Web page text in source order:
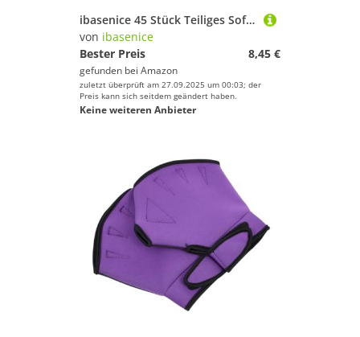
ibasenice 45 Stück Teiliges Soft Fishing Lures mit Paddle Tail Swimbaits Vielseitige Langlebige Korrosionsbeständige Kunstköder für Süßwasser für Bass Raubfischangeln
von ibasenice
Bester Preis
8,45 €
gefunden bei Amazon
zuletzt überprüft am 27.09.2025 um 00:03; der
Preis kann sich seitdem geändert haben.
Keine weiteren Anbieter